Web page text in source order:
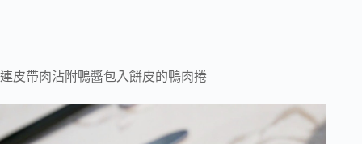
連皮帶肉沾附鴨醬包入餅皮的鴨肉捲